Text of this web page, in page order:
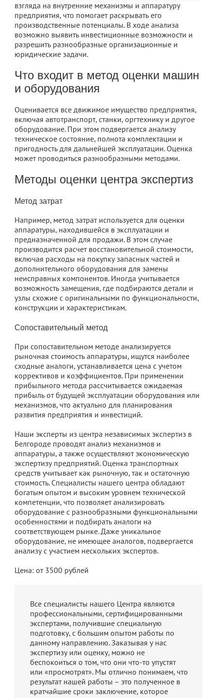
взгляда на внутренние механизмы и аппаратуру
предприятия, что помогает раскрывать его
производственные потенциалы. В ходе анализа
возможно выявить инвестиционные возможности и
разрешить разнообразные организационные и
юридические задачи.
Что входит в метод оценки машин
и оборудования
Оценивается все движимое имущество предприятия,
включая автотранспорт, станки, оргтехнику и другое
оборудование. При этом подвергается анализу
техническое состояние, полнота комплектации и
пригодность для дальнейшей эксплуатации. Оценка
может проводиться разнообразными методами.
Методы оценки центра экспертиз
Метод затрат
Например, метод затрат используется для оценки
аппаратуры, находившейся в эксплуатации и
предназначенной для продажи. В этом случае
производится расчет восстановительной стоимости,
включая расходы на покупку запасных частей и
дополнительного оборудования для замены
неисправных компонентов. Иногда учитывается
возможность замещения, где подбираются детали и
узлы схожие с оригинальными по функциональности,
конструкции и характеристикам.
Сопоставительный метод
При сопоставительном методе анализируется
рыночная стоимость аппаратуры, ищутся наиболее
сходные аналоги, устанавливается цена с учетом
коррективов и коэффициентов. При применении
прибыльного метода рассчитывается ожидаемая
прибыль от будущей эксплуатации оборудования или
механизмов, что актуально для планирования
развития предприятия и инвестиций.
Наши эксперты из центра независимых экспертиз в
Белгороде проводят анализ механизмов и
аппаратуры, а также осуществляют экономическую
экспертизу предприятий. Оценка транспортных
средств учитывает как рыночную, так и остаточную
стоимость. Специалисты нашего центра обладают
богатым опытом и высоким уровнем технической
компетенции, что позволяет анализировать
оборудование с разнообразными функциональными
особенностями и подбирать аналоги на
соответствующем рынке. Даже уникальное
оборудование, не имеющее аналогов, подвергается
анализу с участием нескольких экспертов.
Цена: от 3500 рублей
Все специалисты нашего Центра являются
профессиональными, сертифицированными
экспертами, получившие специальную
подготовку, с большим опытом работы по
данному направлению. Заказывая у нас
экспертизу или оценку, можно не
беспокоиться о том, что они что-то упустят
или «просмотрят». Мы отлично понимаем, что
результат нашей работы – это полученное в
кратчайшие сроки заключение, которое